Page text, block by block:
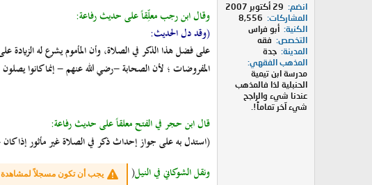
انضم
29 أكتوبر 2007
المشاركات
8,556
الكنية أبو فراس
التخصص
فقه
المدينة جدة
المذهب الفقهي
مدرسة ابن تيمية
الحنبلية لذا فالمذهب
عندنا شيء والراجح
شيء آخر تماماً!.
وقال ابن رجب معلِّقاً على حديث رفاعة:
(وقد دل الحديث:
على فضل هذا الذكر في الصلاة، وأن المأموم يشرع له
المفروضات ؛ لأن الصحابة -رضي الله عنهم - إنما كانوا يصلون
قال ابن حجر في الفتح معلقاً على حديث رفاعة:
(استدل به على جواز إحداث ذكر في الصلاة غير مأثور إذا كان
ونقل الشوكاني في النيل( يجب أن تكون مسجلاً لمشاهدة